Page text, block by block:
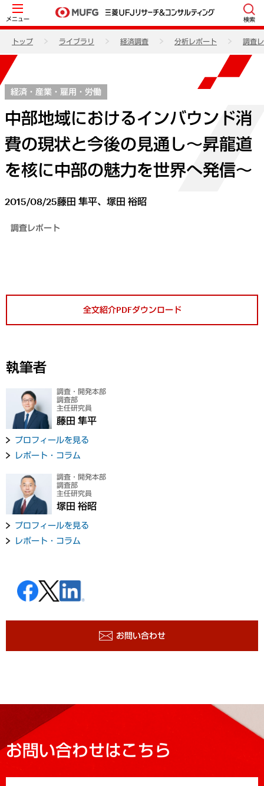
メニュー 検索
トップ ライブラリ 経済調査 分析レポート 調査
経済・産業・雇用・労働
中部地域におけるインバウンド消
費の現状と今後の見通し～昇龍道
を核に中部の魅力を世界へ発信～
2015/08/25藤田 隼平、塚田 裕昭
調査レポート
全文紹介PDFダウンロード
執筆者
調査・開発本部
調査部
主任研究員
藤田 隼平
プロフィールを見る
レポート・コラム
調査・開発本部
調査部
主任研究員
塚田 裕昭
プロフィールを見る
レポート・コラム
お問い合わせ
お問い合わせはこちら